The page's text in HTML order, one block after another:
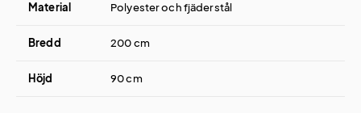
Material Polyester och fjäderstål
Bredd 200 cm
Höjd 90 cm